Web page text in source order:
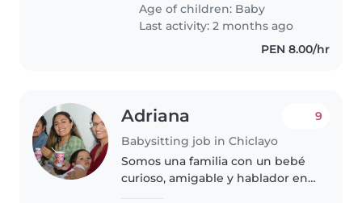
con mascotas, que sepa cocinar,
hacer tareas..
Age of children: Baby
Last activity: 2 months ago
PEN 8.00/hr
Adriana
Babysitting job in Chiclayo
9
Somos una familia con un bebé
curioso, amigable y hablador en